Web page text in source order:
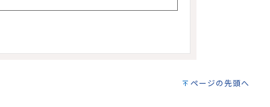
ページの先頭へ